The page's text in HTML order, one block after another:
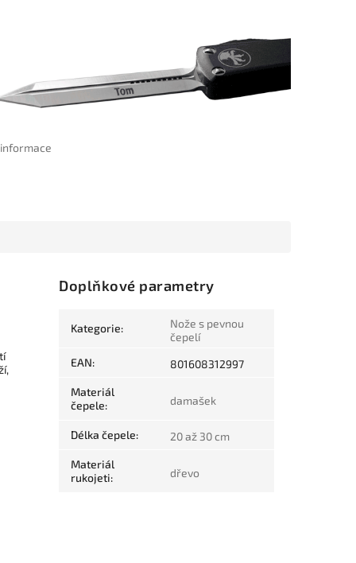
Doplňkové parametry
Kategorie:
Nože s pevnou
čepelí
EAN: 801608312997
Materiál
čepele: damašek
Délka čepele: 20 až 30 cm
Materiál
rukojeti: dřevo